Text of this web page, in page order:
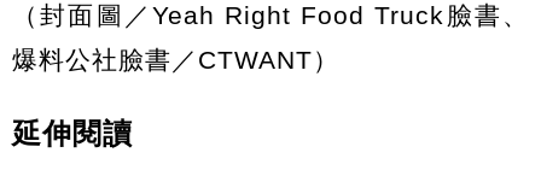
（封面圖／Yeah Right Food Truck臉書、
爆料公社臉書／CTWANT）
延伸閱讀